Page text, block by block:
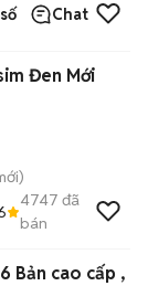
Chat
Đen Mới
4747 đã
bán
Bản cao cấp ,